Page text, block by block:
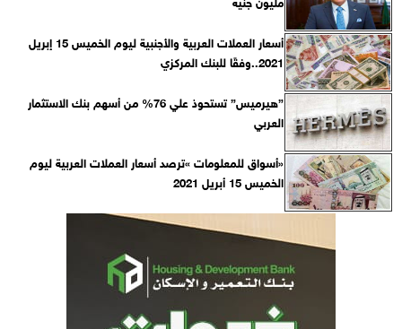
أسعار العملات العربية والأجنبية ليوم الخميس 15 إبريل
2021..وفقًا للبنك المركزي‎
”هيرميس” تستحوذ علي 76% من أسهم بنك الاستثمار
العربي
«أسواق للمعلومات »ترصد أسعار العملات العربية ليوم
الخميس 15 أبريل 2021